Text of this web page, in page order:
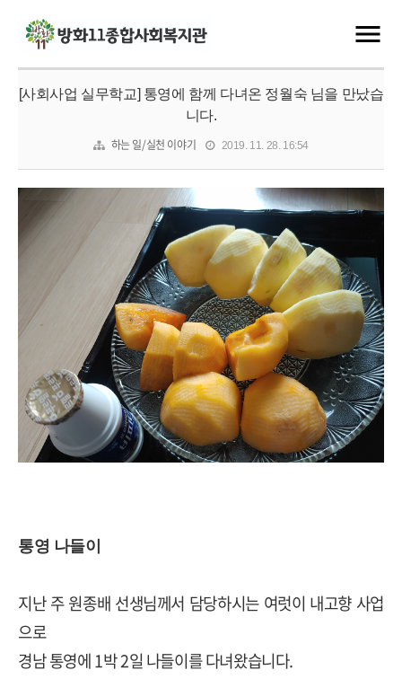
[사회사업 실무학교] 통영에 함께 다녀온 정월숙 님을 만났습
니다.
하는 일/실천 이야기 2019. 11. 28. 16:54
통영 나들이
지난 주 원종배 선생님께서 담당하시는 여럿이 내고향 사업
으로
경남 통영에 1박 2일 나들이를 다녀왔습니다.